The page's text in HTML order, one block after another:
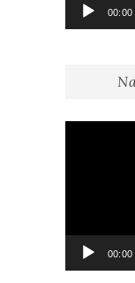
00:00
00:00